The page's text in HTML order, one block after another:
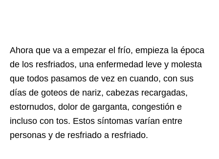
Ahora que va a empezar el frío, empieza la época
de los resfriados, una enfermedad leve y molesta
que todos pasamos de vez en cuando, con sus
días de goteos de nariz, cabezas recargadas,
estornudos, dolor de garganta, congestión e
incluso con tos. Estos síntomas varían entre
personas y de resfriado a resfriado.